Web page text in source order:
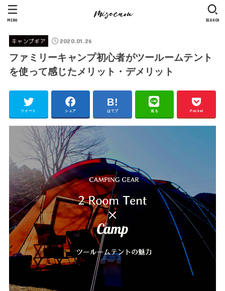
SEARCH
MENU
キャンプギア 2020.01.26
ファミリーキャンプ初心者がツールームテント
を使って感じたメリット・デメリット
ツイート シェア はてブ 送る Pocket